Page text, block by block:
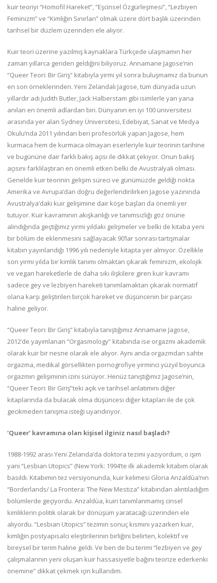
kuir teoriyi “Homofil Hareket”, “Eşcinsel Özgürleşmesi”, “Lezbiyen
Feminizm” ve “Kimliğin Sınırları” olmak üzere dört başlık üzerinden
tarihsel bir düzlem üzerinden ele alıyor.
Kuir teori üzerine yazılmış kaynaklara Türkçede ulaşmamın her
zaman yıllarca geriden geldiğini biliyoruz. Annamarie Jagose’nin
“Queer Teori: Bir Giriş” kitabıyla yirmi yıl sonra buluşmamız da bunun
en son örneklerinden. Yeni Zelandalı Jagose, tüm dünyada uzun
yıllardır adı Judith Butler, Jack Halberstam gibi isimlerle yan yana
anılan en önemli adlardan biri. Dünyanın en iyi 100 üniversitesi
arasında yer alan Sydney Üniversitesi, Edebiyat, Sanat ve Medya
Okulu’nda 2011 yılından beri profesörlük yapan Jagose, hem
kurmaca hem de kurmaca olmayan eserleriyle kuir teorinin tarihine
ve bugününe dair farklı bakış açısı ile dikkat çekiyor. Onun bakış
açısını farklılaştıran en önemli etken belki de Avustralyalı olması.
Genelde kuir teorinin gelişim süreci ve günümüzde geldiği nokta
Amerika ve Avrupa’dan doğru değerlendirilirken Jagose yazınında
Avustralya’daki kuir gelişimine dair köşe başları da önemli yer
tutuyor. Kuir kavramının akışkanlığı ve tanımsızlığı göz önüne
alındığında geçtiğimiz yirmi yıldaki gelişmeler ve belki de kitaba yeni
bir bölüm de eklenmesini sağlayacak 90’lar sonrası tartışmalar
kitabın yayınlandığı 1996 yılı nedeniyle kitapta yer almıyor. Özellikle
son yirmi yılda bir kimlik tanımı olmaktan çıkarak feminizm, ekolojik
ve vegan hareketlerle de daha sıkı ilişkilere giren kuir kavramı
sadece gey ve lezbiyen hareketi tanımlamaktan çıkarak normatif
olana karşı geliştirilen birçok hareket ve düşüncenin bir parçası
haline geliyor.
“Queer Teori: Bir Giriş” kitabıyla tanıştığımız Annamarie Jagose,
2012’de yayımlanan “Orgasmology” kitabında ise orgazmı akademik
olarak kuir bir nesne olarak ele alıyor. Aynı anda orgazmdan sahte
orgazma, medikal görsellikten pornogrofiye yirminci yüzyıl boyunca
orgazmın gelişiminin izini sürüyor. Henüz tanıştığımız Jagose’nin,
“Queer Teori: Bir Giriş”teki açık ve tarihsel anlatımını diğer
kitaplarında da bulacak olma düşüncesi diğer kitapları ile de çok
gecikmeden tanışma isteği uyandırıyor.
‘Queer’ kavramına olan kişisel ilginiz nasıl başladı?
1988-1992 arası Yeni Zelanda’da doktora tezimi yazıyordum, o işim
yani “Lesbian Utopics” (New York: 1994’te ilk akademik kitabım olarak
basıldı. Kitabımın tez versiyonunda, kuir kelimesi Gloria Anzaldùa’nın
“Borderlands/ La Frontera: The New Mestiza” kitabından alıntıladığım
bölümlerde geçiyordu. Anzaldùa, kuiri tanımlanmamış cinsel
kimliklerin politik olarak bir dönüşüm yaratacağı üzerinden ele
alıyordu. “Lesbian Utopics” tezimin sonuç kısmını yazarken kuir,
kimliğin postyapısalcı eleştirilerinin birliğini belirten, kolektif ve
bireysel bir terim haline geldi. Ve ben de bu terimi “lezbiyen ve gey
çalışmalarının yeni oluşan kuir hassasiyetle bağını teorize ederkenki
önemine” dikkat çekmek için kullandım.